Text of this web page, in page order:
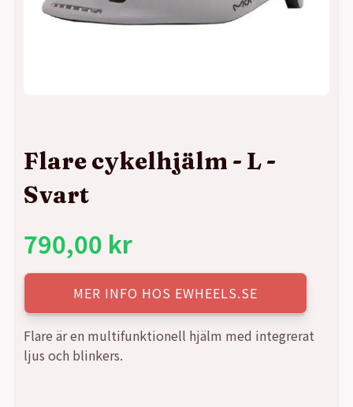
Flare cykelhjälm - L -
Svart
790,00 kr
MER INFO HOS EWHEELS.SE
Flare är en multifunktionell hjälm med integrerat
ljus och blinkers.